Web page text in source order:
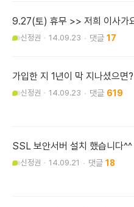
9.27(토) 휴무 >> 저희 이사가
신정권 14.09.23 17
가입한 지 1년이 막 지나셨으면
신정권 14.09.23 619
SSL 보안서버 설치 했습니다^^
신정권 14.09.21 18